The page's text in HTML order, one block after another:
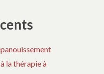
la thérapie à